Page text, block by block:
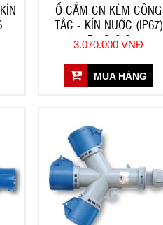
Ổ CẮM CN KÈM CÔNG
TẮC - KÍN NƯỚC (IP67)
F75252-6
3.070.000 VNĐ
MUA HÀNG